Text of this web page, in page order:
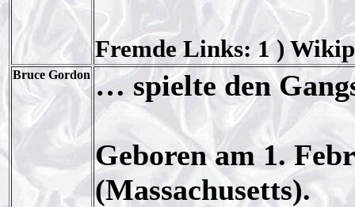
Fremde Links: 1 )
Bruce Gordon … spielte den
Geboren am 1.
(Massachusetts).